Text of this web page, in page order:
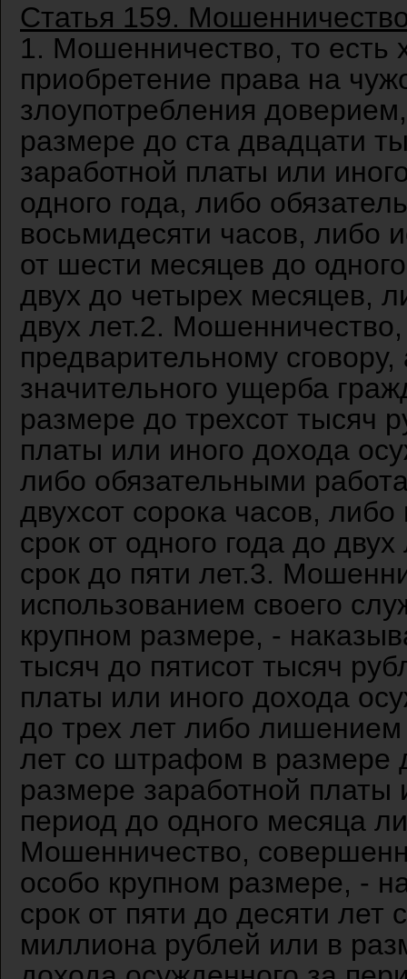
Статья 159.
1. Мошенничество, то есть
приобретение права на
злоупотребления
размере до ста двадцати
заработной платы или
одного года, либо
восьмидесяти часов, либо
от шести месяцев до
двух до четырех месяцев,
двух лет.2.
предварительному
значительного ущерба
размере до трехсот тысяч
платы или иного дохода
либо обязательными
двухсот сорока часов,
срок от одного года до
срок до пяти лет.3.
использованием своего
крупном размере, -
тысяч до пятисот тысяч
платы или иного дохода
до трех лет либо
лет со штрафом в размере
размере заработной платы
период до одного месяца
Мошенничество,
особо крупном размере, -
срок от пяти до десяти
миллиона рублей или в